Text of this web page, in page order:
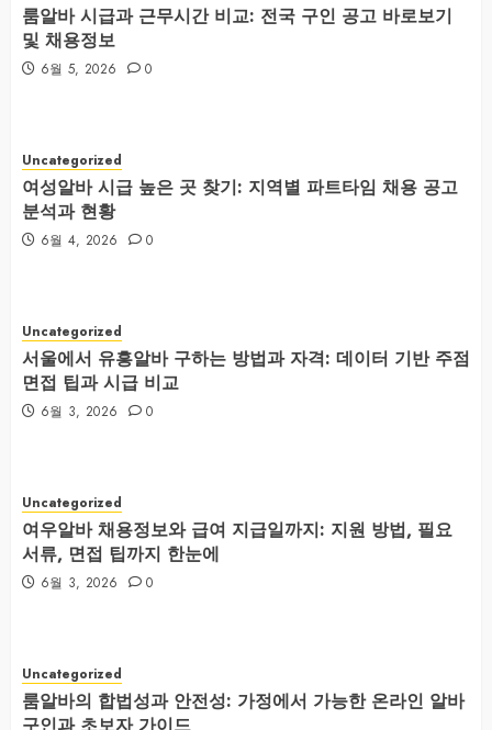
룸알바 시급과 근무시간 비교: 전국 구인 공고 바로보기
및 채용정보
6월 5, 2026 0
Uncategorized
여성알바 시급 높은 곳 찾기: 지역별 파트타임 채용 공고
분석과 현황
6월 4, 2026 0
Uncategorized
서울에서 유흥알바 구하는 방법과 자격: 데이터 기반 주점
면접 팁과 시급 비교
6월 3, 2026 0
Uncategorized
여우알바 채용정보와 급여 지급일까지: 지원 방법, 필요
서류, 면접 팁까지 한눈에
6월 3, 2026 0
Uncategorized
룸알바의 합법성과 안전성: 가정에서 가능한 온라인 알바